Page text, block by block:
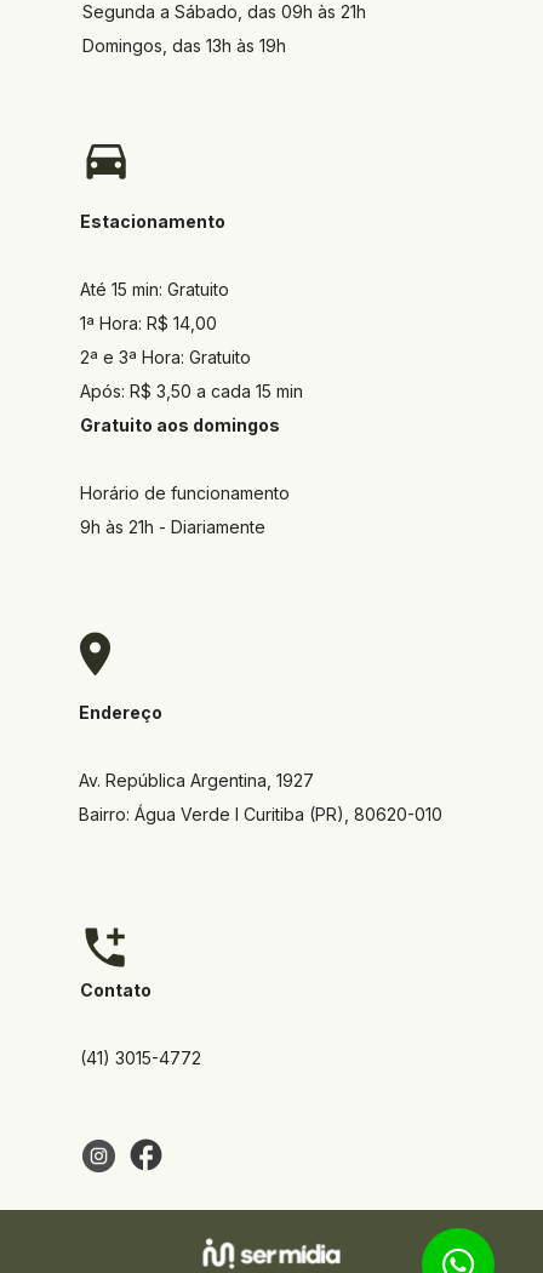
Contato
(41) 3015-4772
Segunda a Sábado, das 09h às 21h
Domingos, das 13h às 19h
Estacionamento
Até 15 min: Gratuito
1ª Hora: R$ 14,00
2ª e 3ª Hora: Gratuito
Após: R$ 3,50 a cada 15 min
Gratuito aos domingos
Horário de funcionamento
9h às 21h - Diariamente
Endereço
Av. República Argentina, 1927
Bairro: Água Verde I Curitiba (PR), 80620-010